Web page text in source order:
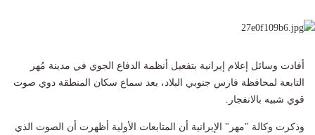
أفادت وسائل إعلام إيرانية بتفعيل أنظمة الدفاع الجوي في مدينة مُهر
التابعة لمحافظة فارس جنوبي البلاد، بعد سماع سكان المنطقة دوي صوت
قوي شبيه بالانفجار.
وذكرت وكالة "مهر" الإيرانية أن المتابعات الأولية أظهرت أن الصوت الذي